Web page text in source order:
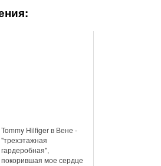
Tommy Hilfiger в Вене -
"трехэтажная
гардеробная",
покорившая мое сердце